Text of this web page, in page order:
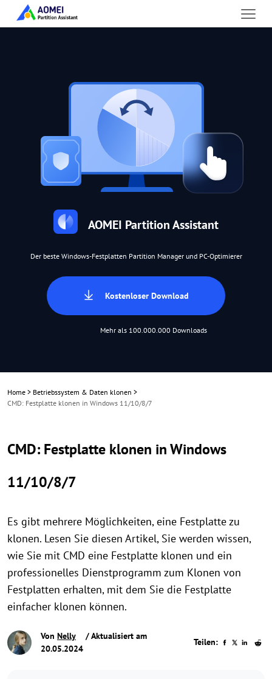
AOMEI Partition Assistant
Der beste Windows-Festplatten Partition Manager und PC-Optimierer
Kostenloser Download
Mehr als 100.000.000 Downloads
Home > Betriebssystem & Daten klonen >
CMD: Festplatte klonen in Windows 11/10/8/7
CMD: Festplatte klonen in Windows
11/10/8/7
Es gibt mehrere Möglichkeiten, eine Festplatte zu
klonen. Lesen Sie diesen Artikel, Sie werden wissen,
wie Sie mit CMD eine Festplatte klonen und ein
professionelles Dienstprogramm zum Klonen von
Festplatten erhalten, mit dem Sie die Festplatte
einfacher klonen können.
Von Nelly
/ Aktualisiert am
20.05.2024
Teilen: